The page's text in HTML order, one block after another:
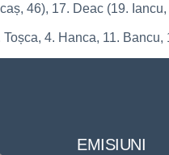
46), 17. Deac (19. Iancu,
4. Hanca, 11.
EMISIUNI